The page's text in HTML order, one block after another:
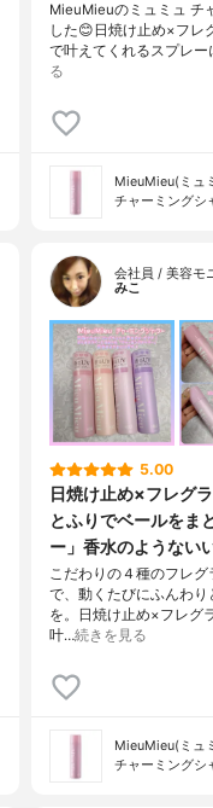
MieuMieuのミュミュ チ
した😊日焼け止め×フレ
で叶えてくれるスプレ
る
MieuMieu(ミュ
チャーミングシ
会社員 / 美容モ
みこ
5.00
日焼け止め×フレグ
とふりでベールをま
ー」香水のようない
こだわりの４種のフレ
で、動くたびにふんわ
を。日焼け止め×フレグ
叶…続きを見る
MieuMieu(ミュ
チャーミングシ